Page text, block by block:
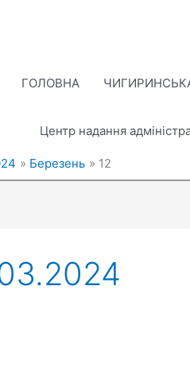
ГОЛОВНА
Центр надання
Березень 12